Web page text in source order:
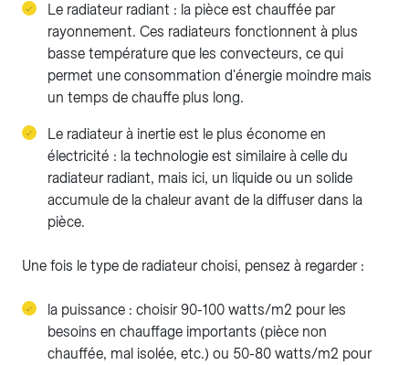
Le radiateur radiant : la pièce est chauffée par
rayonnement. Ces radiateurs fonctionnent à plus
basse température que les convecteurs, ce qui
permet une consommation d'énergie moindre mais
un temps de chauffe plus long.
Le radiateur à inertie est le plus économe en
électricité : la technologie est similaire à celle du
radiateur radiant, mais ici, un liquide ou un solide
accumule de la chaleur avant de la diffuser dans la
pièce.
Une fois le type de radiateur choisi, pensez à regarder :
la puissance : choisir 90-100 watts/m2 pour les
besoins en chauffage importants (pièce non
chauffée, mal isolée, etc.) ou 50-80 watts/m2 pour